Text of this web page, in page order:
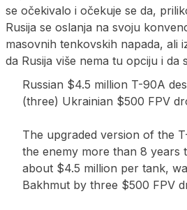
se očekivalo i očekuje se da,
Rusija se oslanja na svoju
masovnih tenkovskih napada, ali
da Rusija više nema tu opciju i da
Russian $4.5 million T-90A
(three) Ukrainian $500 FPV
The upgraded version of the
the enemy more than 8 years
about $4.5 million per tank,
Bakhmut by three $500 FPV